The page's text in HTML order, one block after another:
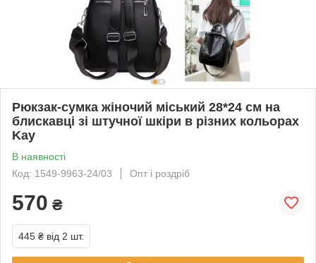
Рюкзак-сумка жіночий міський 28*24 см на
блискавці зі штучної шкіри в різних кольорах
Kay
В наявності
Код: 1549-9963-24/03
Опт і роздріб
570 ₴
445 ₴ від 2 шт.